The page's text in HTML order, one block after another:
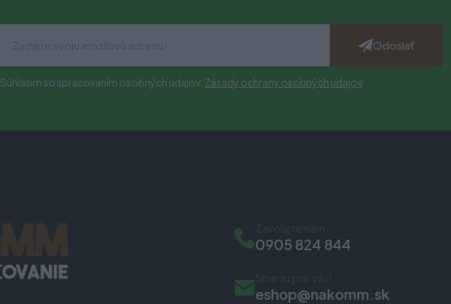
Odoslať
Súhlasím so spracovaním osobných údajov. Zásady ochrany osobných údajov.
Zavolajte nám
0905 824 844
Sme tu pre vás!
eshop@nakomm.sk